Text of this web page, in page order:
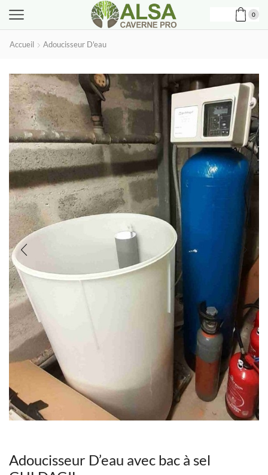
0
Accueil Adoucisseur D'eau
Adoucisseur D’eau avec bac à sel